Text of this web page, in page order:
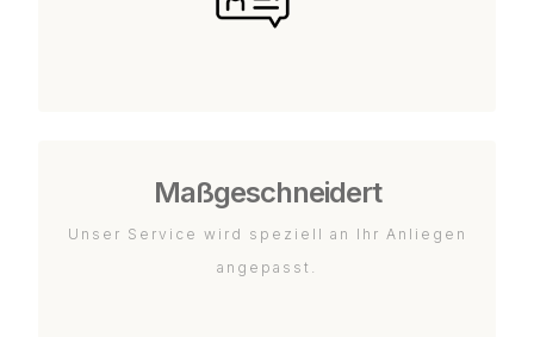
Maßgeschneidert
Unser Service wird speziell an Ihr Anliegen
angepasst.